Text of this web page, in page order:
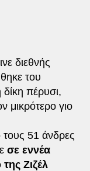
διεθνής
του
πέρυσι,
μικρότερο γιο
51 άνδρες
σε εννέα
Ζιζέλ